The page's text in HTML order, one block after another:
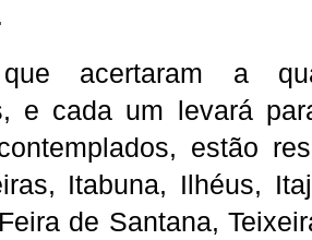
acertaram a
e cada um levará
estão
Itabuna, Ilhéus,
de Santana,